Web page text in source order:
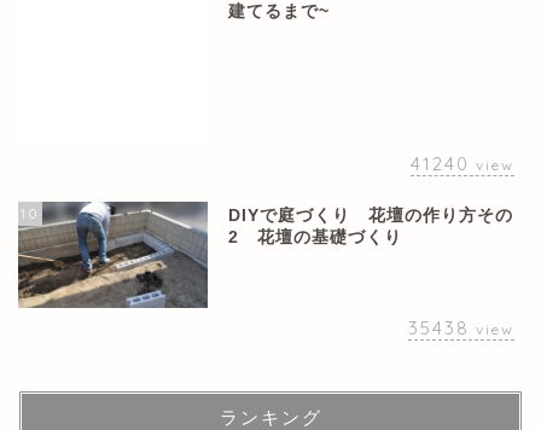
建てるまで~
41240 view
10
DIYで庭づくり 花壇の作り方その
2 花壇の基礎づくり
35438 view
ランキング